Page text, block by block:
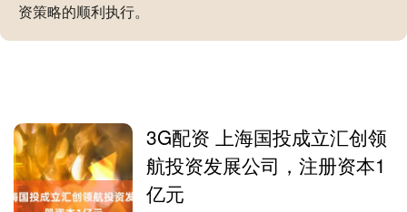
资策略的顺利执行。
3G配资 上海国投成立汇创领
航投资发展公司，注册资本1
亿元